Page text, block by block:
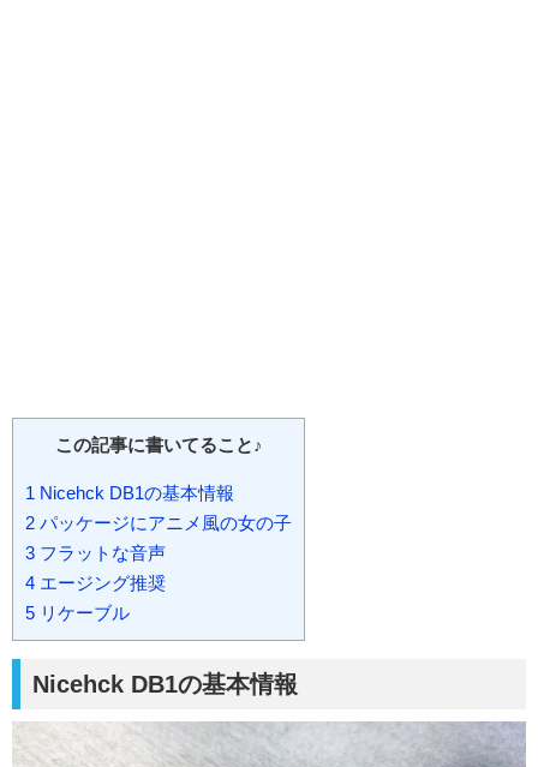
この記事に書いてること♪
1 Nicehck DB1の基本情報
2 パッケージにアニメ風の女の子
3 フラットな音声
4 エージング推奨
5 リケーブル
Nicehck DB1の基本情報